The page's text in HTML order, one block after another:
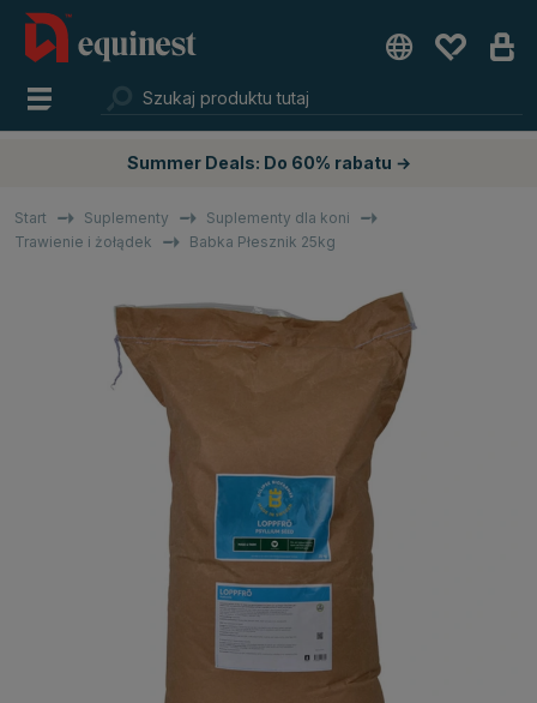
Summer Deals: Do 60% rabatu →
Start Suplementy
Suplementy dla koni
Trawienie i żołądek
Babka Płesznik 25kg